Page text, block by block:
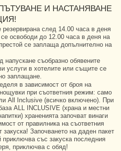
И НАСТАНЯВАНЕ
след 14.00 часа в деня
освободи до 12.00 часа в деня на
се заплаща допълнително на
напускане съобразно обявените
услуги в хотелите или същите се
заплащане.
в зависимост от броя на
при съответния режим: само
All Inclusive (всичко включено). При
ALL INCLUSIVE (храна и местни
храненията започват винаги
от правилника на съответния
закуска! Започването на даден пакет
приключва със закуска последния
приключва с обяд!